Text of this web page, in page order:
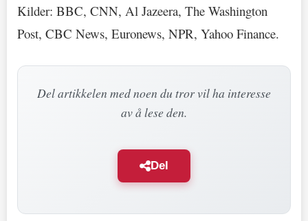
Kilder: BBC, CNN, Al Jazeera, The Washington
Post, CBC News, Euronews, NPR, Yahoo Finance.
Del artikkelen med noen du tror vil ha interesse
av å lese den.
Del